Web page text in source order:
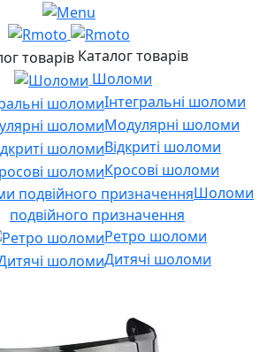
Каталог товарів
Шоломи
Інтегральні шоломи
Модулярні шоломи
Відкриті шоломи
Кросові шоломи
Шоломи
подвійного призначення
Ретро шоломи
Дитячі шоломи